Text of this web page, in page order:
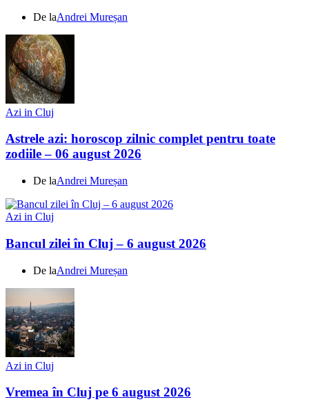
De laAndrei Mureșan
Azi in Cluj
Astrele azi: horoscop zilnic complet pentru toate
zodiile – 06 august 2026
De laAndrei Mureșan
Azi in Cluj
Bancul zilei în Cluj – 6 august 2026
De laAndrei Mureșan
Azi in Cluj
Vremea în Cluj pe 6 august 2026